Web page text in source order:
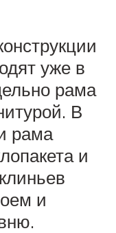
уже в
рама
В
рама
и
и